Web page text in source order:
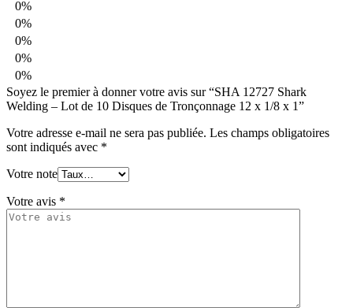
0%
0%
0%
0%
0%
Soyez le premier à donner votre avis sur “SHA 12727 Shark
Welding – Lot de 10 Disques de Tronçonnage 12 x 1/8 x 1”
Votre adresse e-mail ne sera pas publiée. Les champs obligatoires
sont indiqués avec *
Votre note
Votre avis *